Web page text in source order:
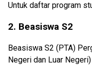
Untuk daftar program
2. Beasiswa S2
Beasiswa S2 (PTA)
Negeri dan Luar Negeri)